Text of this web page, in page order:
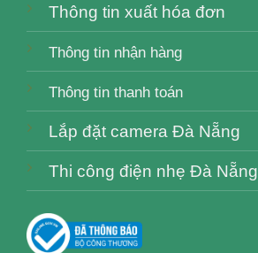
Thông tin xuất hóa đơn
Thông tin nhận hàng
Thông tin thanh toán
Lắp đặt camera Đà Nẵng
Thi công điện nhẹ Đà Nẵng